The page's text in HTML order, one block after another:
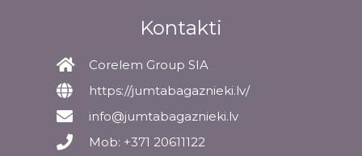
Kontakti
Corelem Group SIA
https://jumtabagaznieki.lv/
info@jumtabagaznieki.lv
Mob: +371 20611122